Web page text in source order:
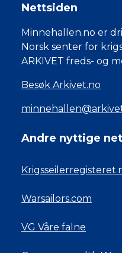
Nettsiden
Minnehallen.no er
Norsk senter for
ARKIVET freds- og
Besøk Arkivet.no
Andre nyttige
Warsailors.com
VG Våre falne